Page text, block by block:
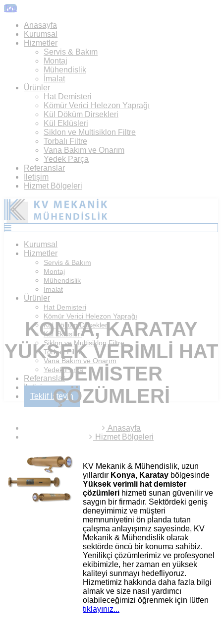
Top
Anasayfa
Kurumsal
Hizmetler
Servis & Bakım
Montaj
Mühendislik
İmalat
Ürünler
Hat Demisteri
Kömür Verici Helezon Yaprağı
Kül Döküm Dirsekleri
Kül Eklüsleri
Siklon ve Multisiklon Filtre
Torbalı Filtre
Vana Bakım ve Onarım
Yedek Parça
Referanslar
İletişim
Hizmet Bölgeleri
Kurumsal
Hizmetler
Servis & Bakım
Montaj
Mühendislik
İmalat
Ürünler
Hat Demisteri
Kömür Verici Helezon Yaprağı
Kül Döküm Dirsekleri
Kül Eklüsleri
Siklon ve Multisiklon Filtre
Torbalı Filtre
Vana Bakım ve Onarım
Yedek Parça
Referanslar
İletişim
Teklif İsteyin
KONYA, KARATAY
YÜKSEK VERIMLI HAT
DEMISTER
ÇÖZÜMLERI
Anasayfa
Hizmet Bölgeleri
KV Mekanik & Mühendislik, uzun
yıllardır Konya, Karatay bölgesinde
Yüksek verimli hat demister
çözümleri hizmeti sunan güvenilir ve
saygın bir firmadır. Sektördeki geniş
deneyimimiz ve müşteri
memnuniyetini ön planda tutan
çalışma anlayışımız sayesinde, KV
Mekanik & Mühendislik olarak
sektörde öncü bir konuma sahibiz.
Yenilikçi çözümlerimiz ve profesyonel
ekibimizle, her zaman en yüksek
kaliteyi sunmayı hedefliyoruz.
Hizmetimiz hakkında daha fazla bilgi
almak ve size nasıl yardımcı
olabileceğimizi öğrenmek için lütfen
tıklayınız...